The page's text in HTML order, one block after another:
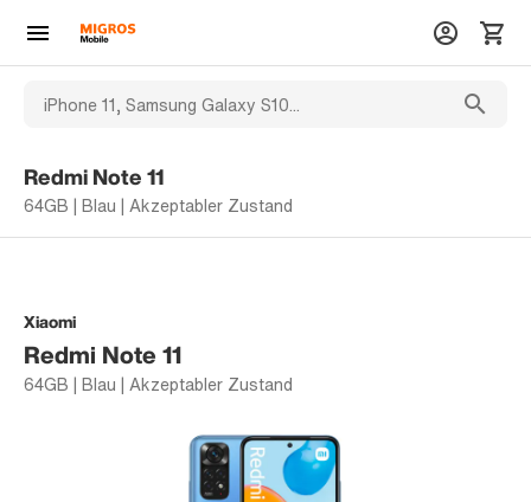
Redmi Note 11
64GB | Blau | Akzeptabler Zustand
Xiaomi
Redmi Note 11
64GB | Blau | Akzeptabler Zustand